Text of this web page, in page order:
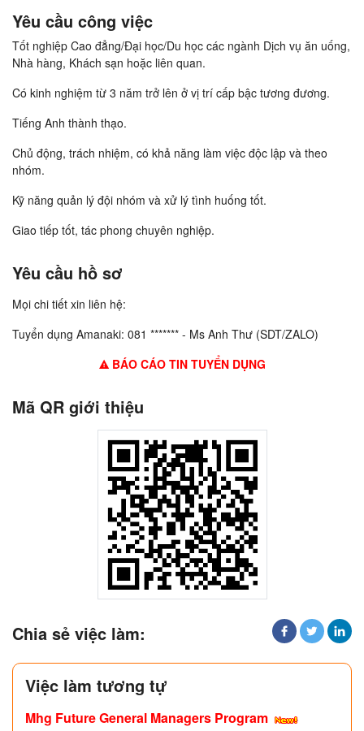
Yêu cầu công việc
Tốt nghiệp Cao đẳng/Đại học/Du học các ngành Dịch vụ ăn uống,
Nhà hàng, Khách sạn hoặc liên quan.
Có kinh nghiệm từ 3 năm trở lên ở vị trí cấp bậc tương đương.
Tiếng Anh thành thạo.
Chủ động, trách nhiệm, có khả năng làm việc độc lập và theo
nhóm.
Kỹ năng quản lý đội nhóm và xử lý tình huống tốt.
Giao tiếp tốt, tác phong chuyên nghiệp.
Yêu cầu hồ sơ
Mọi chi tiết xin liên hệ:
Tuyển dụng Amanaki: 081 ******* - Ms Anh Thư (SDT/ZALO)
BÁO CÁO TIN TUYỂN DỤNG
Mã QR giới thiệu
Chia sẻ việc làm:
Việc làm tương tự
Mhg Future General Managers Program